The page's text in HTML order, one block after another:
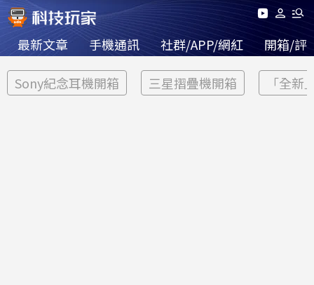
最新文章 手機通訊 社群/APP/網紅 開箱/評
Sony紀念耳機開箱 三星摺疊機開箱 「全新